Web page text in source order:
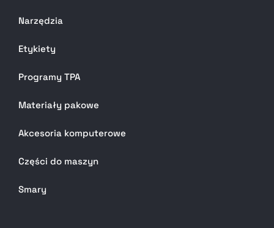
Narzędzia
Etykiety
Programy TPA
Materiały pakowe
Akcesoria komputerowe
Części do maszyn
Smary